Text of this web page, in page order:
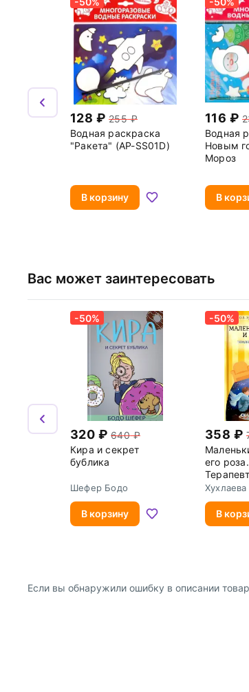
128
255
Водная раскраска
"Ракета" (AP-SS01D)
В корзину
116
Водная
Новым
Мороз
В
Вас может заинтересовать
-50%
320
640
Кира и секрет
бублика
Шефер Бодо
В корзину
-50%
358
его роза.
сказки
В
Если вы обнаружили ошибку в описании